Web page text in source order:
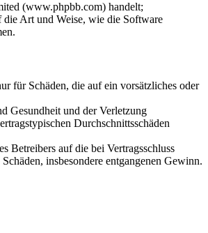
(www.phpbb.com) handelt;
Art und Weise, wie die Software
für Schäden, die auf ein vorsätzliches oder
Gesundheit und der Verletzung
Durchschnittsschäden
Betreibers auf die bei Vertragsschluss
insbesondere entgangenen Gewinn.